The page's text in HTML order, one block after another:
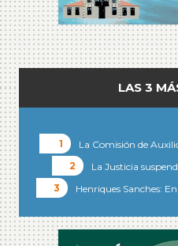
LAS 3
La Comisión de
La Justicia
Henriques Sanches: